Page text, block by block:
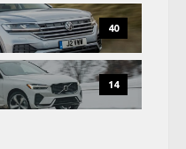
40
14